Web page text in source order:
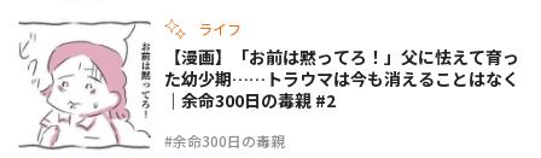
ライフ
#余命300日の毒親
【漫画】「お前は黙ってろ！」父に怯えて育っ
た幼少期……トラウマは今も消えることはなく
｜余命300日の毒親 #2